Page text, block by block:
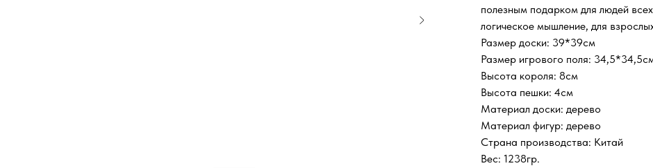
полезным подарком для людей
логическое мышление, для
Размер доски: 39*39см
Размер игрового поля:
Высота короля: 8см
Высота пешки: 4см
Материал доски: дерево
Материал фигур: дерево
Страна производства: Китай
Вес: 1238гр.